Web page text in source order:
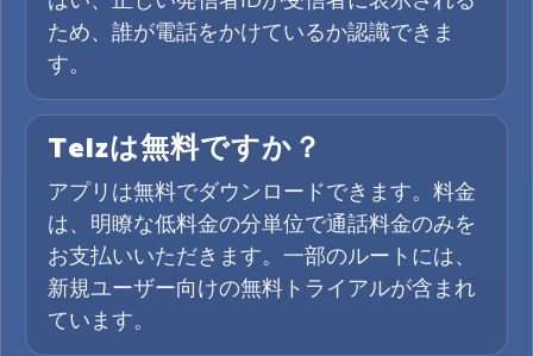
ため、誰が電話をかけているか認識できま
す。
Telzは無料ですか？
アプリは無料でダウンロードできます。料金
は、明瞭な低料金の分単位で通話料金のみを
お支払いいただきます。一部のルートには、
新規ユーザー向けの無料トライアルが含まれ
ています。